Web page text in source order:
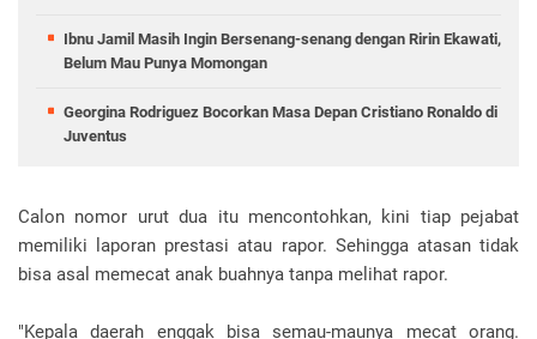
Ibnu Jamil Masih Ingin Bersenang-senang dengan Ririn Ekawati,
Belum Mau Punya Momongan
Georgina Rodriguez Bocorkan Masa Depan Cristiano Ronaldo di
Juventus
Calon nomor urut dua itu mencontohkan, kini tiap pejabat
memiliki laporan prestasi atau rapor. Sehingga atasan tidak
bisa asal memecat anak buahnya tanpa melihat rapor.
"Kepala daerah enggak bisa semau-maunya mecat orang.